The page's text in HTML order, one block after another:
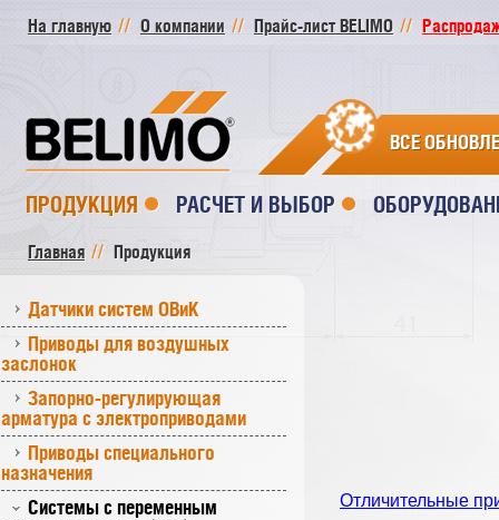
На главную О компании Прайс-лист BELIMO
ВСЕ
ПРОДУКЦИЯ РАСЧЕТ И ВЫБОР
Главная Продукция
Датчики систем ОВиК
Приводы для воздушных
заслонок
Запорно-регулирующая
арматура с электроприводами
Приводы специального
назначения
Системы с переменным
Отличительные